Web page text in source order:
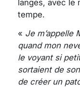
langes, avec le
tempe.
« Je m’appelle
quand mon
le voyant si
sortaient de
de créer un